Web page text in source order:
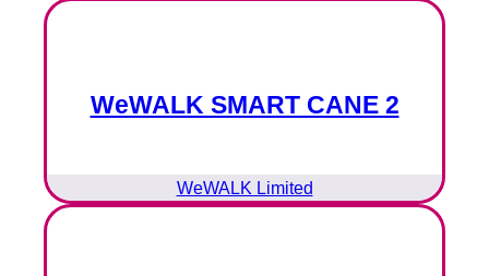
WeWALK SMART CANE 2
WeWALK Limited